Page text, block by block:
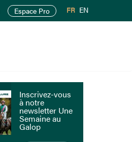
Espace Pro FR EN
Inscrivez-vous
à notre
newsletter Une
Semaine au
Galop